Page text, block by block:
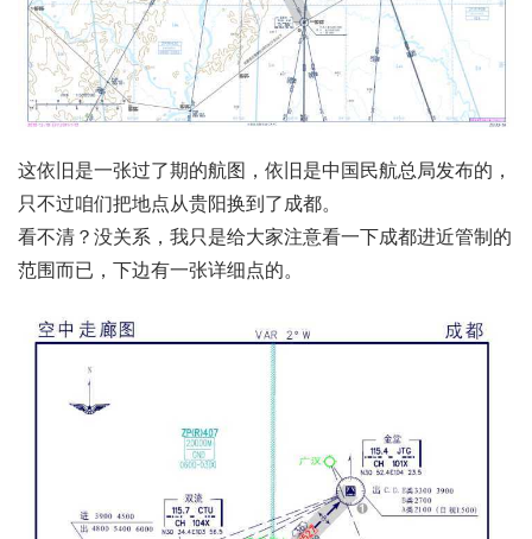
这依旧是一张过了期的航图，依旧是中国民航总局发布的，
只不过咱们把地点从贵阳换到了成都。
看不清？没关系，我只是给大家注意看一下成都进近管制的
范围而已，下边有一张详细点的。